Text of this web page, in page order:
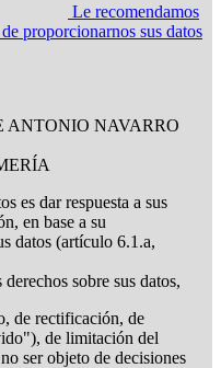
Le recomendamos
proporcionarnos sus datos
ANTONIO NAVARRO
es dar respuesta a sus
en base a su
datos (artículo 6.1.a,
sobre sus datos,
de rectificación, de
de limitación del
ser objeto de decisiones